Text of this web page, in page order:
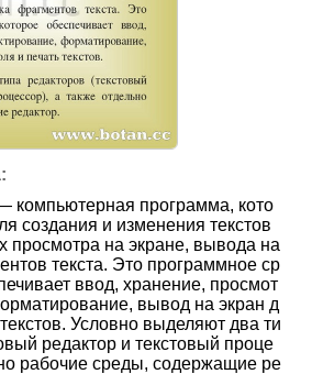
компьютерная программа, кото
создания и изменения текстов
просмотра на экране, вывода на
текста. Это программное ср
ввод, хранение, просмот
вывод на экран д
Условно выделяют два ти
редактор и текстовый проце
рабочие среды, содержащие ре